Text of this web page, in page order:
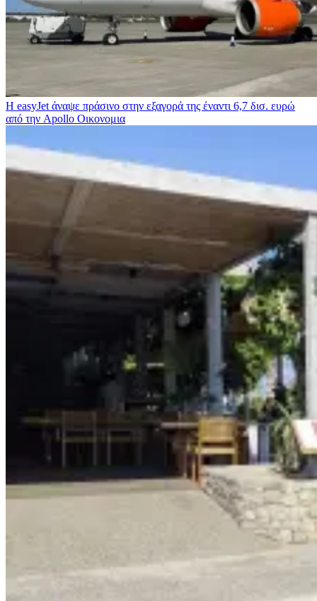
Η easyJet άναψε πράσινο στην εξαγορά της έναντι 6,7 δισ. ευρώ
από την Apollo Οικονομια